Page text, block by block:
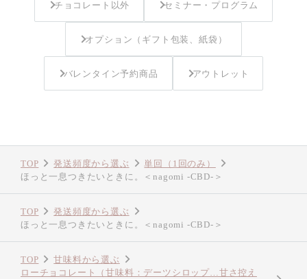
チョコレート以外 セミナー・プログラム
オプション（ギフト包装、紙袋）
バレンタイン予約商品 アウトレット
TOP 発送頻度から選ぶ
単回（1回のみ）
ほっと一息つきたいときに。＜nagomi -CBD-＞
TOP
発送頻度から選ぶ
ほっと一息つきたいときに。＜nagomi -CBD-＞
TOP
甘味料から選ぶ
ローチョコレート（甘味料：デーツシロップ…甘さ控え